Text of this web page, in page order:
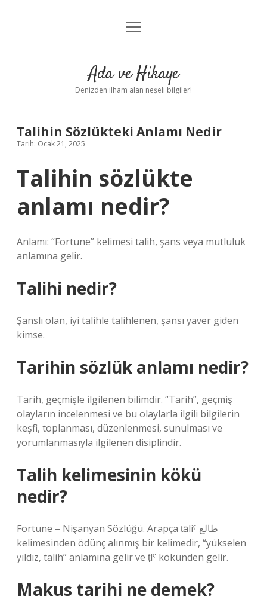
Anasayfa
Yasal Uyarı
menüyü
Ada ve Hikaye
Denizden ilham alan neşeli bilgiler!
Talihin Sözlükteki Anlamı Nedir
Tarih: Ocak 21, 2025
Talihin sözlükte
anlamı nedir?
Anlamı: “Fortune” kelimesi talih, şans veya mutluluk
anlamına gelir.
Talihi nedir?
Şanslı olan, iyi talihle talihlenen, şansı yaver giden
kimse.
Tarihin sözlük anlamı nedir?
Tarih, geçmişle ilgilenen bilimdir. “Tarih”, geçmiş
olayların incelenmesi ve bu olaylarla ilgili bilgilerin
keşfi, toplanması, düzenlenmesi, sunulması ve
yorumlanmasıyla ilgilenen disiplindir.
Talih kelimesinin kökü
nedir?
Fortune – Nişanyan Sözlüğü. Arapça ṭāliˁ طالع
kelimesinden ödünç alınmış bir kelimedir, “yükselen
yıldız, talih” anlamına gelir ve ṭlˁ kökünden gelir.
Makus tarihi ne demek?